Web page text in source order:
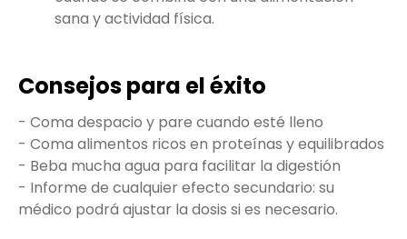
sana y actividad física.
Consejos para el éxito
- Coma despacio y pare cuando esté lleno
- Coma alimentos ricos en proteínas y equilibrados
- Beba mucha agua para facilitar la digestión
- Informe de cualquier efecto secundario: su
médico podrá ajustar la dosis si es necesario.